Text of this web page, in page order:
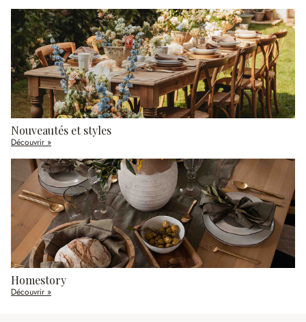
Nouveautés et styles
Découvrir »
Homestory
Découvrir »